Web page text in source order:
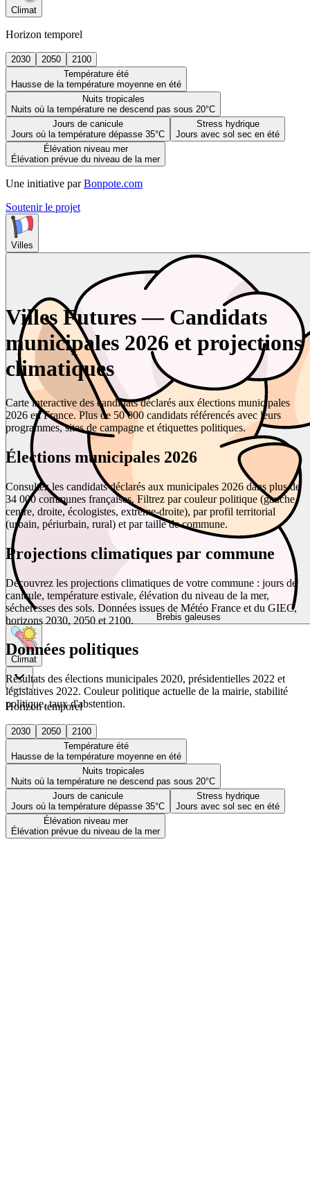
Climat
Horizon temporel
2030 2050
2100
Température été
Hausse de la température moyenne en été
Nuits tropicales
Nuits où la température ne descend pas sous 20°C
Jours de canicule
Jours où la température dépasse 35°C
Stress hydrique
Jours avec sol sec en été
Élévation niveau mer
Élévation prévue du niveau de la mer
Une initiative par Bonpote.com
Soutenir le projet
Villes
Brebis galeuses
Climat
Horizon temporel
2030 2050
2100
Température été
Hausse de la température moyenne en été
Nuits tropicales
Nuits où la température ne descend pas sous 20°C
Jours de canicule
Jours où la température dépasse 35°C
Stress hydrique
Jours avec sol sec en été
Élévation niveau mer
Élévation prévue du niveau de la mer
Villes Futures — Candidats
municipales 2026 et projections
climatiques
Carte interactive des candidats déclarés aux élections municipales
2026 en France. Plus de 50 000 candidats référencés avec leurs
programmes, sites de campagne et étiquettes politiques.
Élections municipales 2026
Consultez les candidats déclarés aux municipales 2026 dans plus de
34 000 communes françaises. Filtrez par couleur politique (gauche,
centre, droite, écologistes, extrême-droite), par profil territorial
(urbain, périurbain, rural) et par taille de commune.
Projections climatiques par commune
Découvrez les projections climatiques de votre commune : jours de
canicule, température estivale, élévation du niveau de la mer,
sécheresses des sols. Données issues de Météo France et du GIEC,
horizons 2030, 2050 et 2100.
Données politiques
Résultats des élections municipales 2020, présidentielles 2022 et
législatives 2022. Couleur politique actuelle de la mairie, stabilité
politique, taux d'abstention.